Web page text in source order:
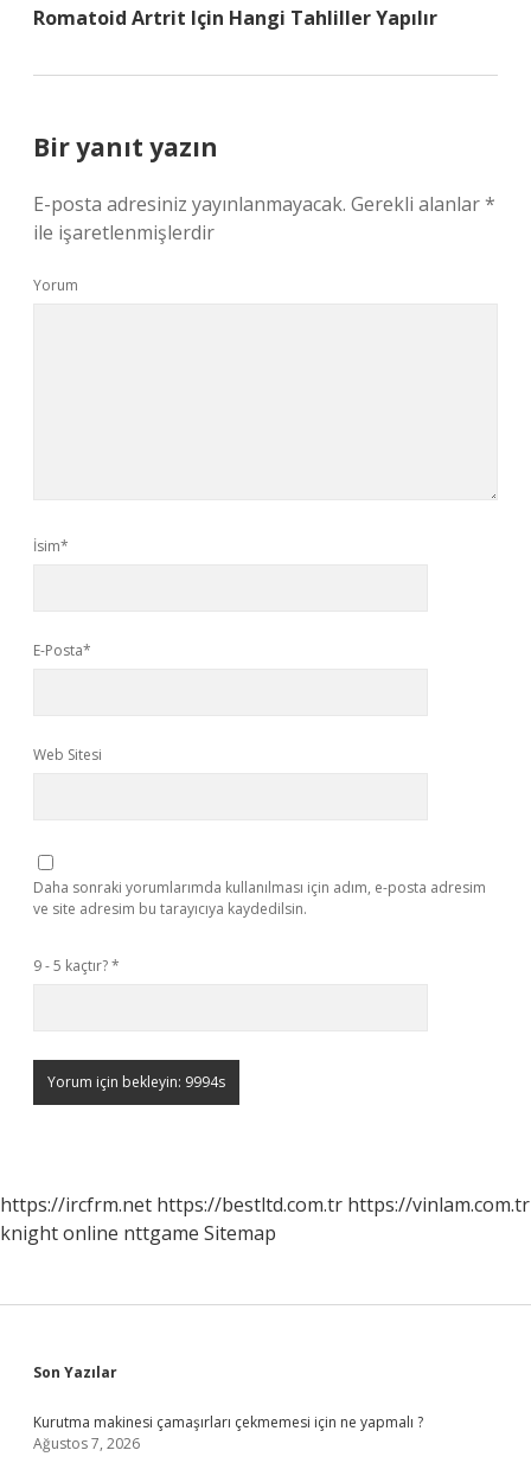
Romatoid Artrit Için Hangi Tahliller Yapılır
Bir yanıt yazın
E-posta adresiniz yayınlanmayacak. Gerekli alanlar*
ile işaretlenmişlerdir
Yorum
İsim*
E-Posta*
Web Sitesi
Daha sonraki yorumlarımda kullanılması için adım, e-posta adresim
ve site adresim bu tarayıcıya kaydedilsin.
9 - 5 kaçtır?*
https://ircfrm.net https://bestltd.com.tr https://vinlam.com.tr
knight online nttgame Sitemap
Sidebar
Son Yazılar
Kurutma makinesi çamaşırları çekmemesi için ne yapmalı ?
Ağustos 7, 2026